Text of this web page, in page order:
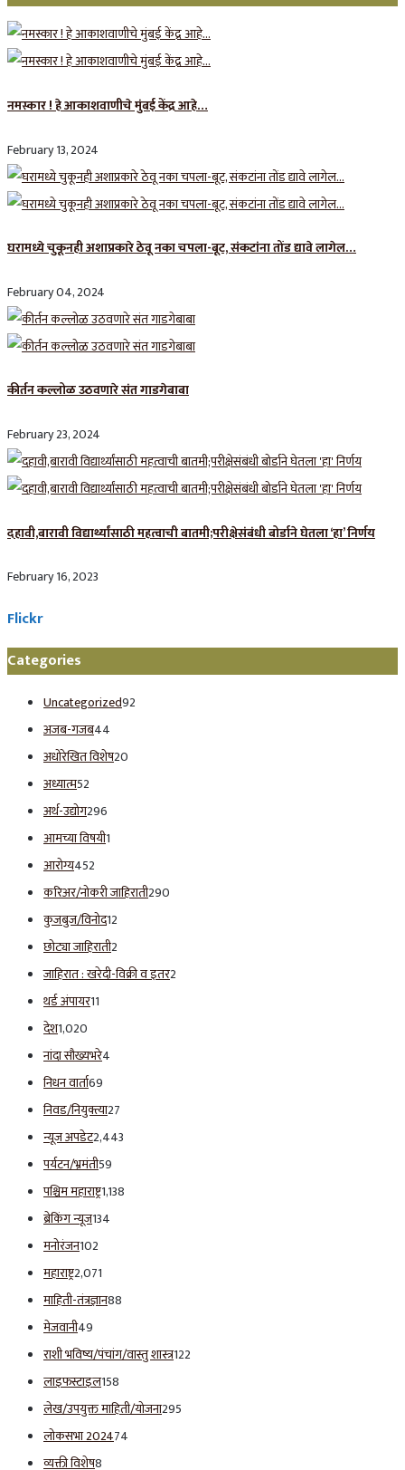
नमस्कार ! हे आकाशवाणीचे मुंबई केंद्र आहे…
February 13, 2024
घरामध्ये चुकूनही अशाप्रकारे ठेवू नका चपला-बूट, संकटांना तोंड द्यावे लागेल…
February 04, 2024
कीर्तन कल्लोळ उठवणारे संत गाडगेबाबा
February 23, 2024
दहावी,बारावी विद्यार्थ्यांसाठी महत्वाची बातमी;परीक्षेसंबंधी बोर्डाने घेतला ‘हा’ निर्णय
February 16, 2023
Flickr
Categories
Uncategorized92
अजब-गजब44
अधोरेखित विशेष20
अध्यात्म52
अर्थ-उद्योग296
आमच्या विषयी1
आरोग्य452
करिअर/नोकरी जाहिराती290
कुजबुज/विनोद12
छोट्या जाहिराती2
जाहिरात : खरेदी-विक्री व इतर2
थर्ड अंपायर11
देश1,020
नांदा सौख्यभरे4
निधन वार्ता69
निवड/नियुक्त्या27
न्यूज अपडेट2,443
पर्यटन/भ्रमंती59
पश्चिम महाराष्ट्र1,138
ब्रेकिंग न्यूज134
मनोरंजन102
महाराष्ट्र2,071
माहिती-तंत्रज्ञान88
मेजवानी49
राशी भविष्य/पंचांग/वास्तु शास्त्र122
लाइफस्टाइल158
लेख/उपयुक्त माहिती/योजना295
लोकसभा 202474
व्यक्ती विशेष8